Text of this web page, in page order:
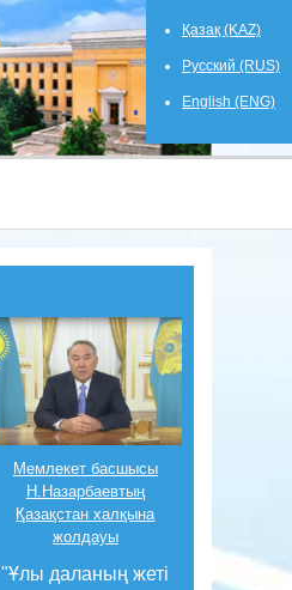
Қазақ (KAZ)
Русский (RUS)
English (ENG)
Мемлекет басшысы
Н.Назарбаевтың
Қазақстан халқына
жолдауы
"Ұлы даланың жеті